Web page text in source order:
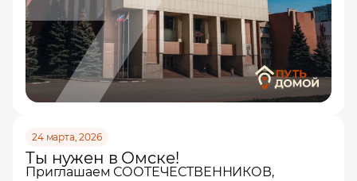
24 марта, 2026
Ты нужен в Омске!
Приглашаем СООТЕЧЕСТВЕННИКОВ,